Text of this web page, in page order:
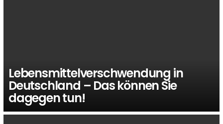
Lebensmittelverschwendung in
Deutschland – Das können Sie
dagegen tun!